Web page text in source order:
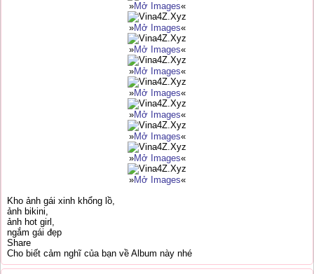
»Mở Images«
»Mở Images«
»Mở Images«
»Mở Images«
»Mở Images«
»Mở Images«
»Mở Images«
»Mở Images«
»Mở Images«
Kho ảnh gái xinh khổng lồ,
ảnh bikini,
ảnh hot girl,
ngắm gái đẹp
Share
Cho biết cảm nghĩ của bạn về Album này nhé